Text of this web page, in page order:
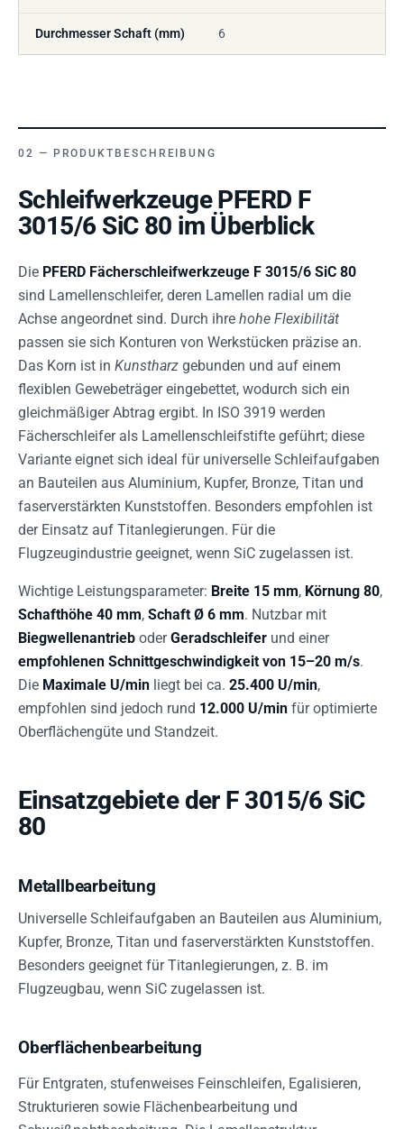
Durchmesser Schaft (mm) 6
PRODUKTBESCHREIBUNG
Schleifwerkzeuge PFERD F
3015/6 SiC 80 im Überblick
Die PFERD Fächerschleifwerkzeuge F 3015/6 SiC 80
sind Lamellenschleifer, deren Lamellen radial um die
Achse angeordnet sind. Durch ihre hohe Flexibilität
passen sie sich Konturen von Werkstücken präzise an.
Das Korn ist in Kunstharz gebunden und auf einem
flexiblen Gewebeträger eingebettet, wodurch sich ein
gleichmäßiger Abtrag ergibt. In ISO 3919 werden
Fächerschleifer als Lamellenschleifstifte geführt; diese
Variante eignet sich ideal für universelle Schleifaufgaben
an Bauteilen aus Aluminium, Kupfer, Bronze, Titan und
faserverstärkten Kunststoffen. Besonders empfohlen ist
der Einsatz auf Titanlegierungen. Für die
Flugzeugindustrie geeignet, wenn SiC zugelassen ist.
Wichtige Leistungsparameter: Breite 15 mm, Körnung 80,
Schafthöhe 40 mm, Schaft Ø 6 mm. Nutzbar mit
Biegwellenantrieb oderGeradschleifer und einer
empfohlenen Schnittgeschwindigkeit von 15–20 m/s.
Die Maximale U/min liegt bei ca. 25.400 U/min,
empfohlen sind jedoch rund 12.000 U/min für optimierte
Oberflächengüte und Standzeit.
Einsatzgebiete der F 3015/6 SiC
80
Metallbearbeitung
Universelle Schleifaufgaben an Bauteilen aus Aluminium,
Kupfer, Bronze, Titan und faserverstärkten Kunststoffen.
Besonders geeignet für Titanlegierungen, z. B. im
Flugzeugbau, wenn SiC zugelassen ist.
Oberflächenbearbeitung
Für Entgraten, stufenweises Feinschleifen, Egalisieren,
Strukturieren sowie Flächenbearbeitung und